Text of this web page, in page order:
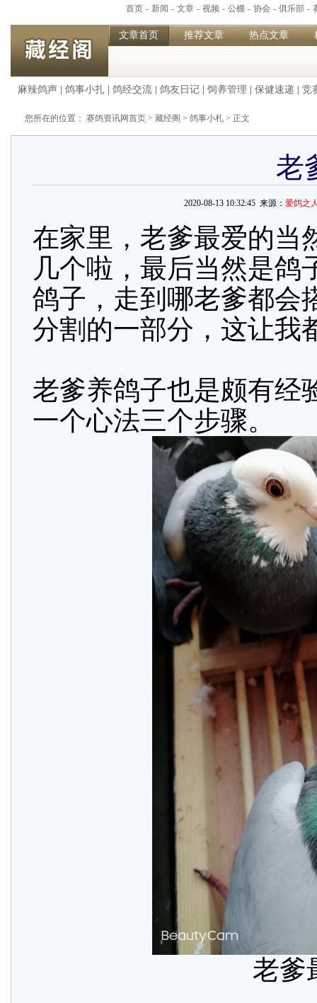
首页 - 新闻 - 文章 - 视频 - 公棚 - 协会 - 俱乐部 -
文章首页 推荐文章 热点文章
麻辣鸽声 鸽事小扎 鸽经交流 鸽友日记 饲养管理 保健速递 竞
您所在的位置： 赛鸽资讯网首页 > 藏经阁 > 鸽事小札 > 正文
老
2020-08-13 10:32:45 来源： 爱鸽之
在家里，老爹最爱的当
几个啦，最后当然是鸽
鸽子，走到哪老爹都会
分割的一部分，这让我
老爹养鸽子也是颇有经
一个心法三个步骤。
老爹